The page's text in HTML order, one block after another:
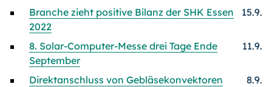
Branche zieht positive Bilanz der SHK Essen
2022
15.9.
8. Solar-Computer-Messe drei Tage Ende
September
11.9.
Direktanschluss von Gebläsekonvektoren
8.9.